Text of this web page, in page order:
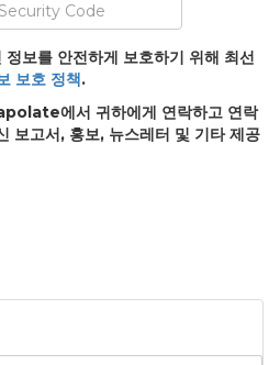
보를 안전하게 보호하기 위해 최선
보호 정책.
에서 귀하에게 연락하고 연락
보고서, 홍보, 뉴스레터 및 기타 제공